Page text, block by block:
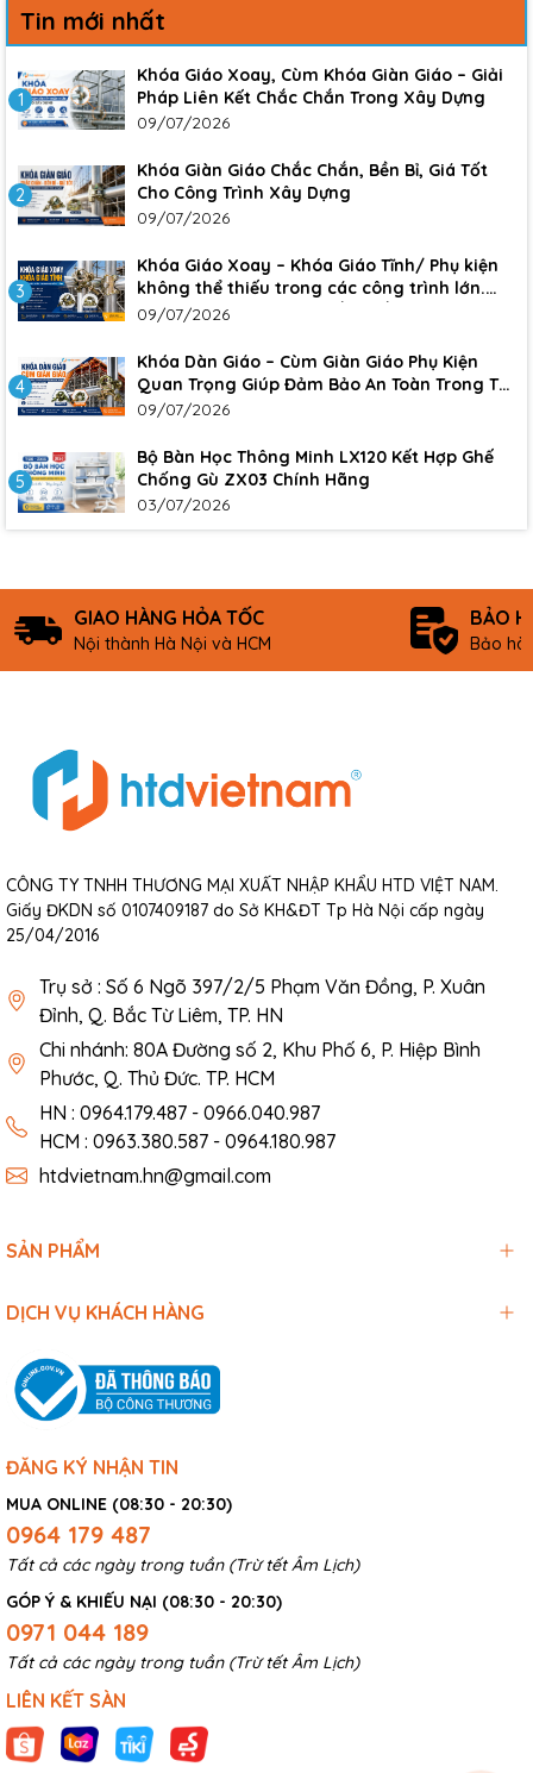
Tin mới nhất
1
Khóa Giáo Xoay, Cùm Khóa Giàn Giáo – Giải
Pháp Liên Kết Chắc Chắn Trong Xây Dựng
09/07/2026
2
Khóa Giàn Giáo Chắc Chắn, Bền Bỉ, Giá Tốt
Cho Công Trình Xây Dựng
09/07/2026
3
Khóa Giáo Xoay – Khóa Giáo Tĩnh/ Phụ kiện
không thể thiếu trong các công trình lớn.
Đảm bảo sự an toàn, chắc chắn cho công
09/07/2026
4
Khóa Dàn Giáo – Cùm Giàn Giáo Phụ Kiện
Quan Trọng Giúp Đảm Bảo An Toàn Trong Thi
Công Xây Dựng
09/07/2026
5
Bộ Bàn Học Thông Minh LX120 Kết Hợp Ghế
Chống Gù ZX03 Chính Hãng
03/07/2026
GIAO HÀNG HỎA TỐC
Nội thành Hà Nội và HCM
BẢO
Bảo
CÔNG TY TNHH THƯƠNG MẠI XUẤT NHẬP KHẨU HTD VIỆT NAM.
Giấy ĐKDN số 0107409187 do Sở KH&ĐT Tp Hà Nội cấp ngày
25/04/2016
Trụ sở : Số 6 Ngõ 397/2/5 Phạm Văn Đồng, P. Xuân
Đỉnh, Q. Bắc Từ Liêm, TP. HN
Chi nhánh: 80A Đường số 2, Khu Phố 6, P. Hiệp Bình
Phước, Q. Thủ Đức. TP. HCM
HN : 0964.179.487 - 0966.040.987
HCM : 0963.380.587 - 0964.180.987
htdvietnam.hn@gmail.com
SẢN PHẨM
DỊCH VỤ KHÁCH HÀNG
ĐĂNG KÝ NHẬN TIN
MUA ONLINE (08:30 - 20:30)
0964 179 487
Tất cả các ngày trong tuần (Trừ tết Âm Lịch)
GÓP Ý & KHIẾU NẠI (08:30 - 20:30)
0971 044 189
Tất cả các ngày trong tuần (Trừ tết Âm Lịch)
LIÊN KẾT SÀN